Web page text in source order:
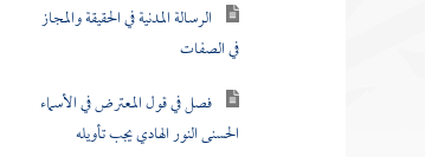
الرسالة المدنية في الحقيقة والمجاز
في الصفات
فصل في قول المعترض في الأسماء
الحسنى النور الهادي يجب تأويله